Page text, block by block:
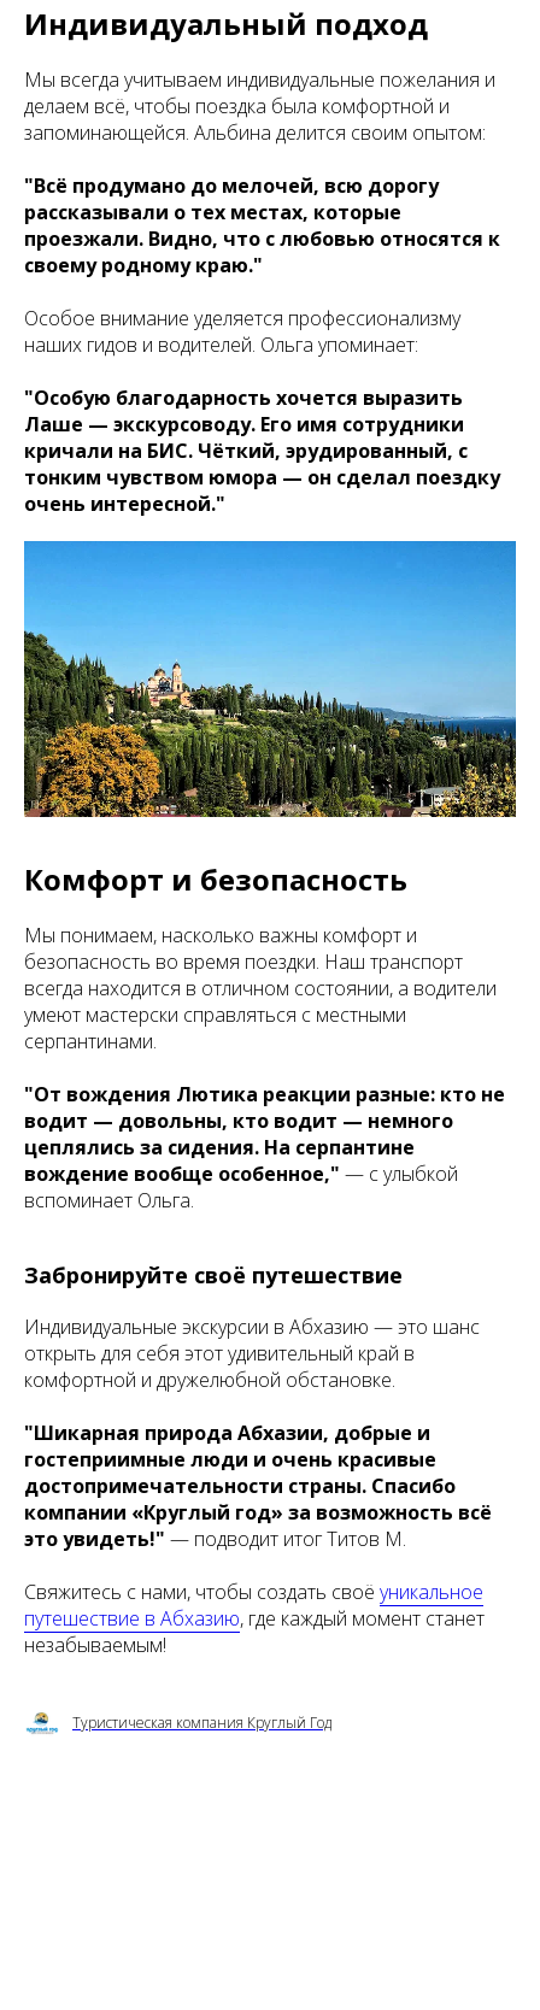
Индивидуальный подход
Мы всегда учитываем индивидуальные пожелания и
делаем всё, чтобы поездка была комфортной и
запоминающейся. Альбина делится своим опытом:
"Всё продумано до мелочей, всю дорогу
рассказывали о тех местах, которые
проезжали. Видно, что с любовью относятся к
своему родному краю."
Особое внимание уделяется профессионализму
наших гидов и водителей. Ольга упоминает:
"Особую благодарность хочется выразить
Лаше — экскурсоводу. Его имя сотрудники
кричали на БИС. Чёткий, эрудированный, с
тонким чувством юмора — он сделал поездку
очень интересной."
Комфорт и безопасность
Мы понимаем, насколько важны комфорт и
безопасность во время поездки. Наш транспорт
всегда находится в отличном состоянии, а водители
умеют мастерски справляться с местными
серпантинами.
"От вождения Лютика реакции разные: кто не
водит — довольны, кто водит — немного
цеплялись за сидения. На серпантине
вождение вообще особенное," — с улыбкой
вспоминает Ольга.
Забронируйте своё путешествие
Индивидуальные экскурсии в Абхазию — это шанс
открыть для себя этот удивительный край в
комфортной и дружелюбной обстановке.
"Шикарная природа Абхазии, добрые и
гостеприимные люди и очень красивые
достопримечательности страны. Спасибо
компании «Круглый год» за возможность всё
это увидеть!" — подводит итог Титов М.
Свяжитесь с нами, чтобы создать своё уникальное
путешествие в Абхазию, где каждый момент станет
незабываемым!
Туристическая компания Круглый Год